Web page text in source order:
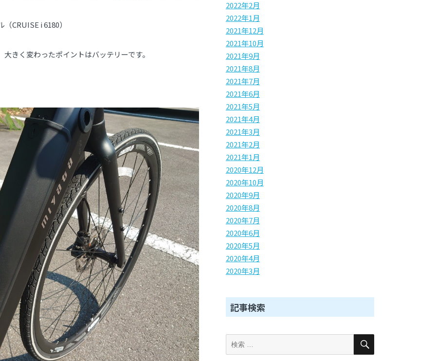
（CRUISE i 6180）
きく変わったポイントはバッテリーです。
2022年2月
2022年1月
2021年12月
2021年10月
2021年9月
2021年8月
2021年7月
2021年6月
2021年5月
2021年4月
2021年3月
2021年2月
2021年1月
2020年12月
2020年10月
2020年9月
2020年8月
2020年7月
2020年6月
2020年5月
2020年4月
2020年3月
記事検索